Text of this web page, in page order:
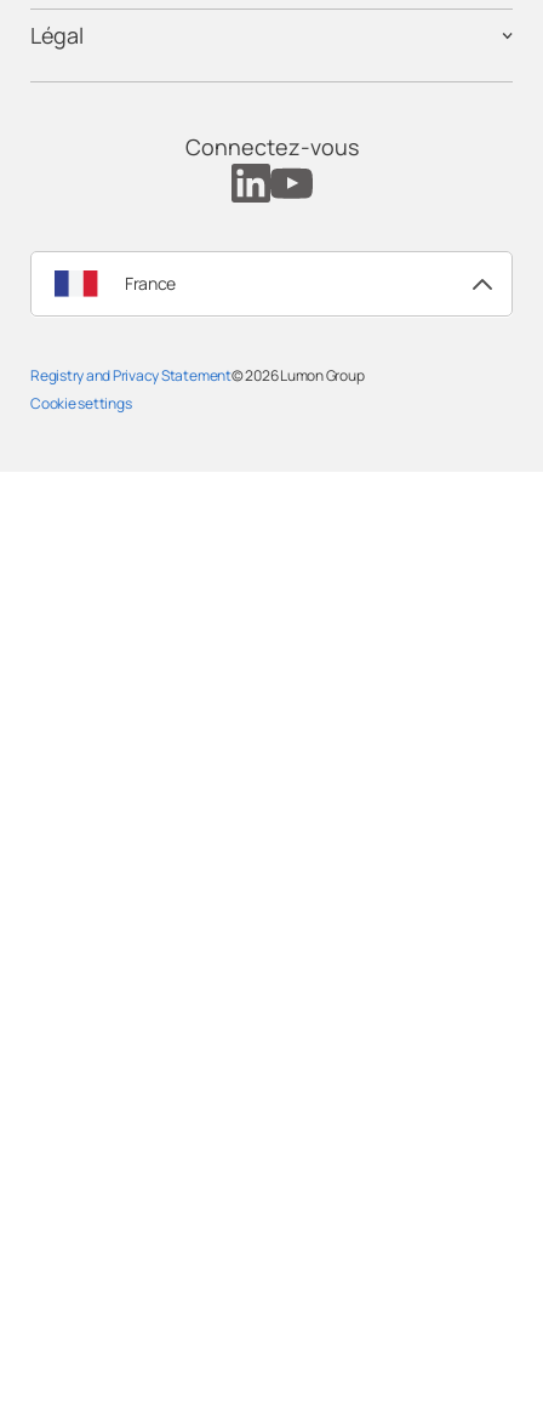
Légal
Connectez-vous
France
Registry and Privacy Statement
Cookie settings
© 2026Lumon Group